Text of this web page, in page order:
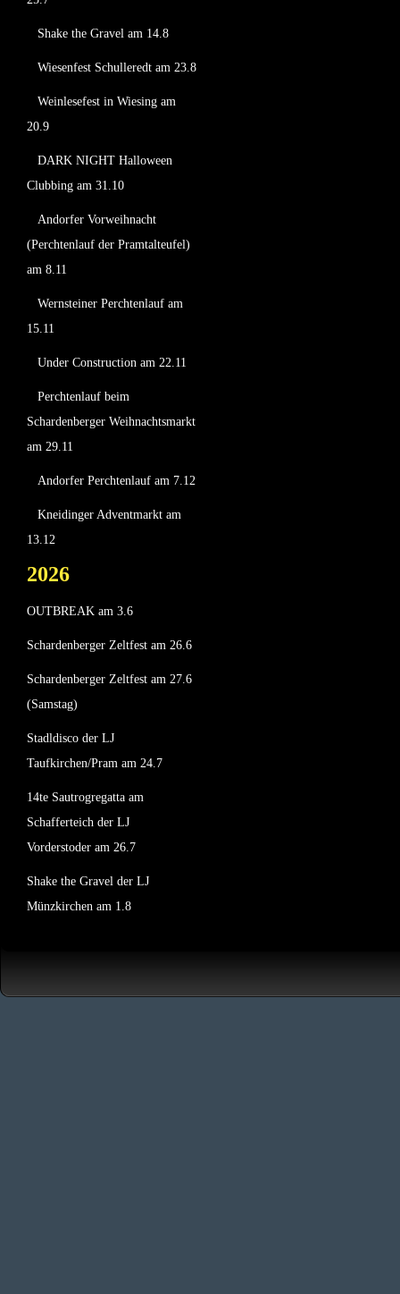
Shake the Gravel am 14.8
Wiesenfest Schulleredt am 23.8
Weinlesefest in Wiesing am
20.9
DARK NIGHT Halloween
Clubbing am 31.10
Andorfer Vorweihnacht
(Perchtenlauf der Pramtalteufel)
am 8.11
Wernsteiner Perchtenlauf am
15.11
Under Construction am 22.11
Perchtenlauf beim
Schardenberger Weihnachtsmarkt
am 29.11
Andorfer Perchtenlauf am 7.12
Kneidinger Adventmarkt am
13.12
2026
OUTBREAK am 3.6
Schardenberger Zeltfest am 26.6
Schardenberger Zeltfest am 27.6
(Samstag)
Stadldisco der LJ
Taufkirchen/Pram am 24.7
14te Sautrogregatta am
Schafferteich der LJ
Vorderstoder am 26.7
Shake the Gravel der LJ
Münzkirchen am 1.8